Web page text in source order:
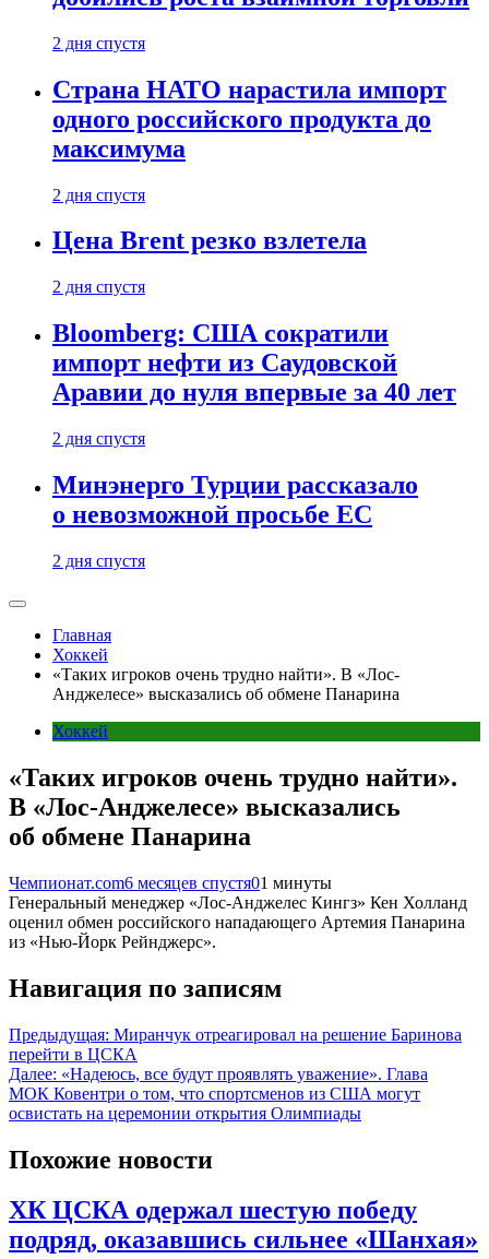
2 дня спустя
Страна НАТО нарастила импорт
одного российского продукта до
максимума
2 дня спустя
Цена Brent резко взлетела
2 дня спустя
Bloomberg: США сократили
импорт нефти из Саудовской
Аравии до нуля впервые за 40 лет
2 дня спустя
Минэнерго Турции рассказало
о невозможной просьбе ЕС
2 дня спустя
Главная
Хоккей
«Таких игроков очень трудно найти». В «Лос-
Анджелесе» высказались об обмене Панарина
Хоккей
«Таких игроков очень трудно найти».
В «Лос-Анджелесе» высказались
об обмене Панарина
Чемпионат.com6 месяцев спустя01 минуты
Генеральный менеджер «Лос-Анджелес Кингз» Кен Холланд
оценил обмен российского нападающего Артемия Панарина
из «Нью-Йорк Рейнджерс».
Навигация по записям
Предыдущая: Миранчук отреагировал на решение Баринова
перейти в ЦСКА
Далее: «Надеюсь, все будут проявлять уважение». Глава
МОК Ковентри о том, что спортсменов из США могут
освистать на церемонии открытия Олимпиады
Похожие новости
ХК ЦСКА одержал шестую победу
подряд, оказавшись сильнее «Шанхая»